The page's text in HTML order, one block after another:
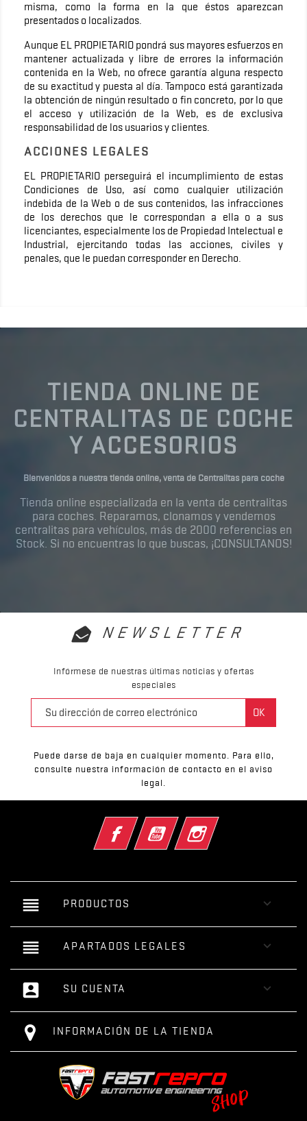
misma, como la forma en la que éstos aparezcan
presentados o localizados.
Aunque EL PROPIETARIO pondrá sus mayores esfuerzos en
mantener actualizada y libre de errores la información
contenida en la Web, no ofrece garantía alguna respecto
de su exactitud y puesta al día. Tampoco está garantizada
la obtención de ningún resultado o fin concreto, por lo que
el acceso y utilización de la Web, es de exclusiva
responsabilidad de los usuarios y clientes.
ACCIONES LEGALES
EL PROPIETARIO perseguirá el incumplimiento de estas
Condiciones de Uso, así como cualquier utilización
indebida de la Web o de sus contenidos, las infracciones
de los derechos que le correspondan a ella o a sus
licenciantes, especialmente los de Propiedad Intelectual e
Industrial, ejercitando todas las acciones, civiles y
penales, que le puedan corresponder en Derecho.
TIENDA ONLINE DE
CENTRALITAS DE COCHE
Y ACCESORIOS
Bienvenidos a nuestra tienda online, venta de Centralitas para coche
Tienda online especializada en la venta de centralitas
para coches. Reparamos, clonamos y vendemos
centralitas para vehículos, más de 2000 referencias en
Stock. Si no encuentras lo que buscas, ¡CONSULTANOS!
NEWSLETTER
Infórmese de nuestras últimas noticias y ofertas
especiales
Puede darse de baja en cualquier momento. Para ello,
consulte nuestra información de contacto en el aviso
legal.
FacebookYouTube Instagram
reorder PRODUCTOS 
reorder APARTADOS LEGALES 
account_box SU CUENTA 
INFORMACIÓN DE LA TIENDA